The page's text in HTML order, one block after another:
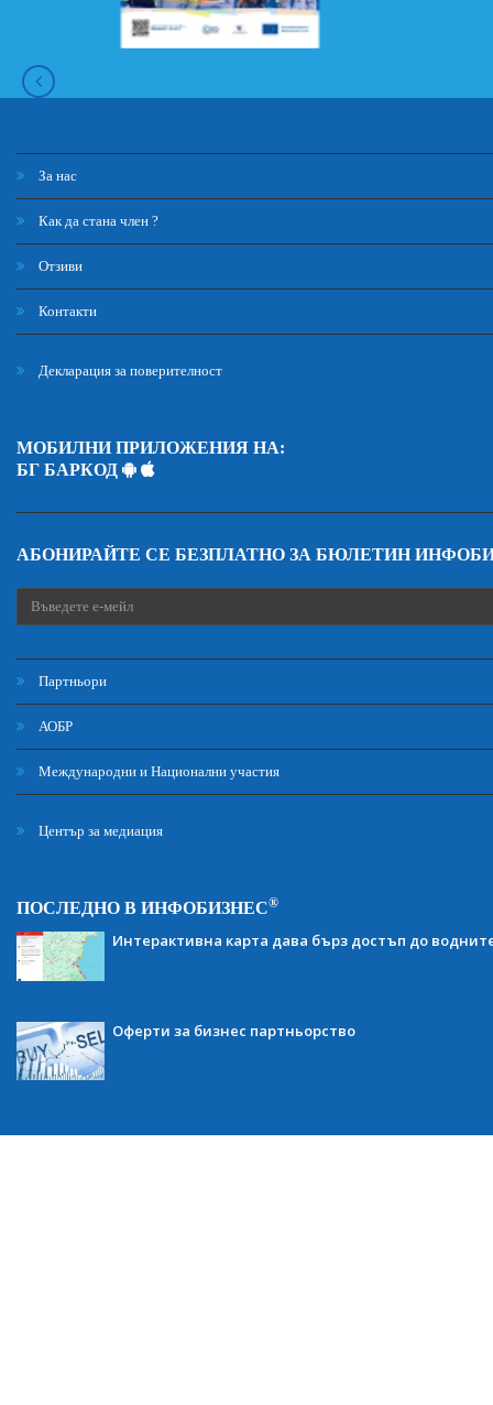
За нас
Как да стана член ?
Отзиви
Контакти
Декларация за поверителност
МОБИЛНИ ПРИЛОЖЕНИЯ НА:
БГ БАРКОД
АБОНИРАЙТЕ СЕ БЕЗПЛАТНО ЗА БЮЛЕТИН
Партньори
АОБР
Международни и Национални участия
Център за медиация
ПОСЛЕДНО В ИНФОБИЗНЕС®
Интерактивна карта дава бърз достъп до
Оферти за бизнес партньорство